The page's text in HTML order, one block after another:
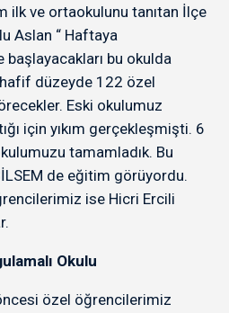
ilk ve ortaokulunu tanıtan İlçe
Aslan “ Haftaya
bu okulda
düzeyde 122 özel
Eski okulumuz
için yıkım gerçekleşmişti. 6
tamamladık. Bu
de eğitim görüyordu.
ise Hicri Ercili
Okulu
özel öğrencilerimiz